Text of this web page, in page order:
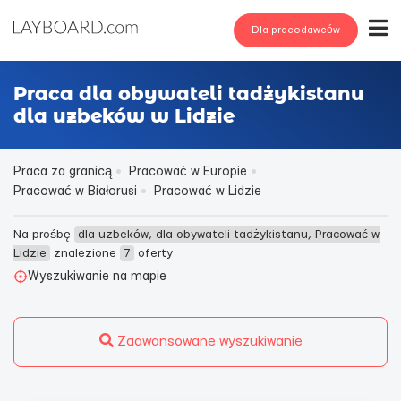
Dla pracodawców
Praca dla obywateli tadżykistanu
dla uzbeków w Lidzie
Praca za granicą
Pracować w Europie
Pracować w Białorusi
Pracować w Lidzie
Na prośbę dla uzbeków, dla obywateli tadżykistanu, Pracować w
Lidzie
znalezione 7
oferty
Wyszukiwanie na mapie
Zaawansowane wyszukiwanie